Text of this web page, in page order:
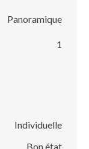
Panoramique
1
Individuelle
Bon état